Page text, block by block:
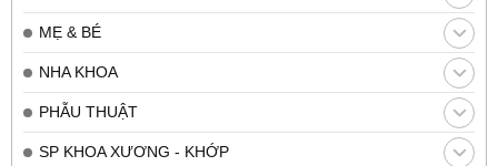
MẸ & BÉ
NHA KHOA
PHẪU THUẬT
SP KHOA XƯƠNG - KHỚP